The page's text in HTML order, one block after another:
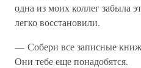
одна из моих коллег забыла
легко восстановили.
— Собери все записные
Они тебе еще понадобятся.